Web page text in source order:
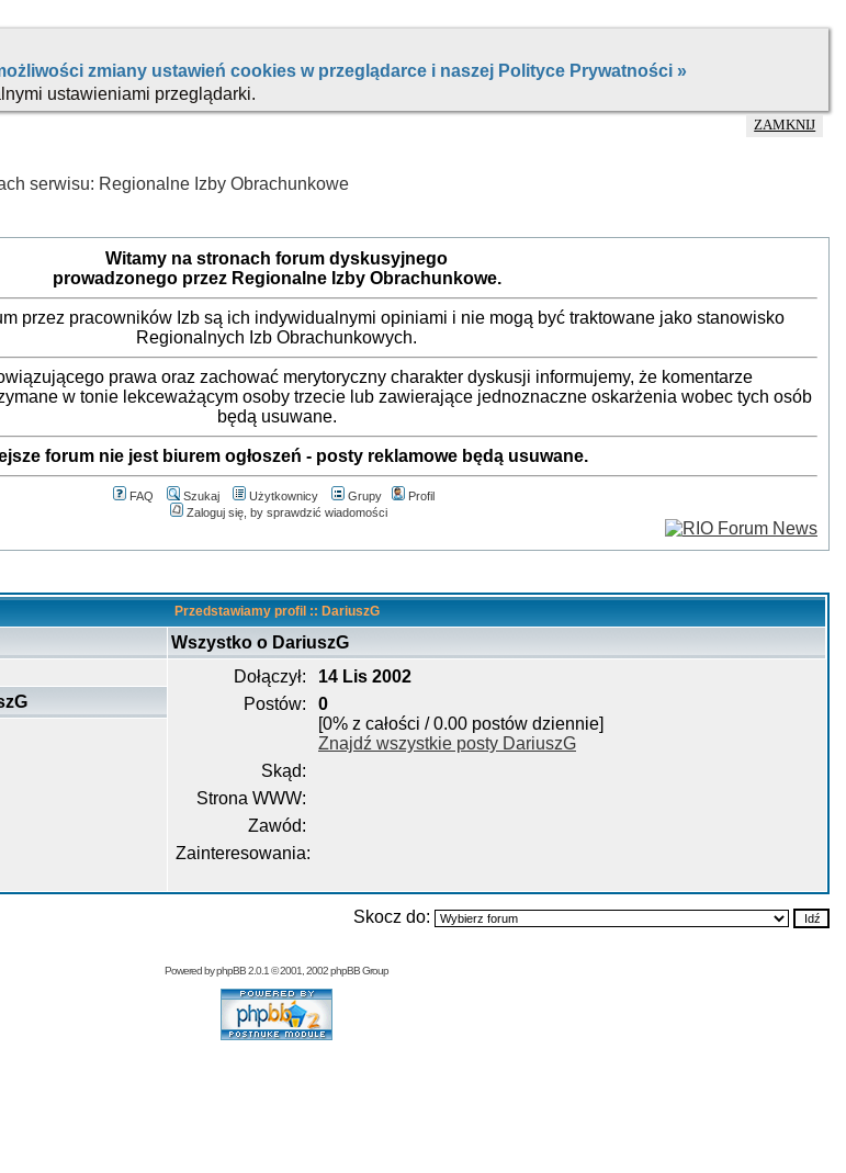
ZAMKNIJ
Witamy na stronach forum dyskusyjnego
prowadzonego przez Regionalne Izby Obrachunkowe.
przez pracowników Izb są ich indywidualnymi opiniami i nie mogą być traktowane jako stanowisko
Regionalnych Izb Obrachunkowych.
prawa oraz zachować merytoryczny charakter dyskusji informujemy, że komentarze
w tonie lekceważącym osoby trzecie lub zawierające jednoznaczne oskarżenia wobec tych osób
będą usuwane.
forum nie jest biurem ogłoszeń - posty reklamowe będą usuwane.
FAQ Szukaj Użytkownicy Grupy
Profil
Zaloguj się, by sprawdzić wiadomości
Przedstawiamy profil :: DariuszG
Wszystko o DariuszG
Dołączył:
14 Lis 2002
Postów:
0
[0% z całości / 0.00 postów dziennie]
Znajdź wszystkie posty DariuszG
Skąd:
Strona WWW:
Zawód:
Zainteresowania:
Skocz do:
Powered byphpBB2.0.1 © 2001, 2002 phpBB Group